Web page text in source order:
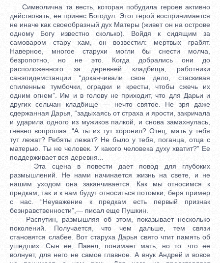
Символична та весть, которая побудила героев активно
действовать, ее принес Богодул. Этот герой воспринимается
не иначе как своеобразный дух Матеры (живет он на острове
одному Богу известно сколько). Войдя к сидящим за
самоваром стару хам, он возвестил: мертвых грабят.
Наверное, многое старухи могли бы снести молча,
безропотно, но не это. Когда добрались они до
расположенного за деревней кладбища, работники
санэпидемстанции “доканчивали свое дело, стаскивая
спиленные тумбочки, оградки и кресты, чтобы сжечь их
одним огнем”. Им и в голову не приходит, что для Дарьи и
других сельчан кладбище — нечто святое. Не зря даже
сдержанная Дарья, “задыхаясь от страха и ярости, закричала
и ударила одного из мужиков палкой, и снова замахнулась,
гневно вопрошая: “А ты их тут хоронил? Отец, мать у тебя
тут лежат? Ребяты лежат? Не было у тебя, поганца, отца с
матерью. Ты не человек. У какого человека духу хватит?” Ее
поддерживает вся деревня...
Эта сцена в повести дает повод для глубоких
размышлений. Не нами начинается жизнь на свете, и не
нашим уходом она заканчивается. Как мы относимся к
предкам, так и к нам будут относиться потомки, беря пример
с нас. “Неуважение к предкам есть первый признак
безнравственности”,— писал еще Пушкин.
Распутин, размышляя об этом, показывает несколько
поколений. Получается, что чем дальше, тем связи
становятся слабее. Вот старуха Дарья свято чтит память об
ушедших. Сын ее, Павел, понимает мать, но то. что ее
волнует, для него не самое главное. А внук Андрей и вовсе